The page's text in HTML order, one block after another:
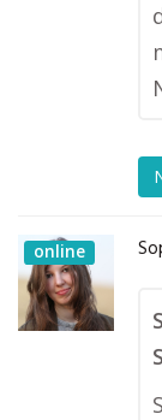
online